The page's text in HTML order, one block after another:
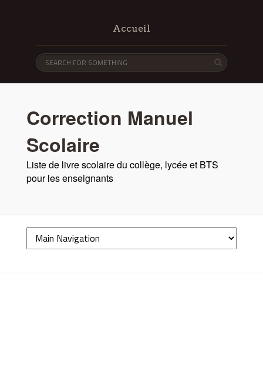
Accueil
Correction Manuel
Scolaire
Liste de livre scolaire du collège, lycée et BTS
pour les enseignants